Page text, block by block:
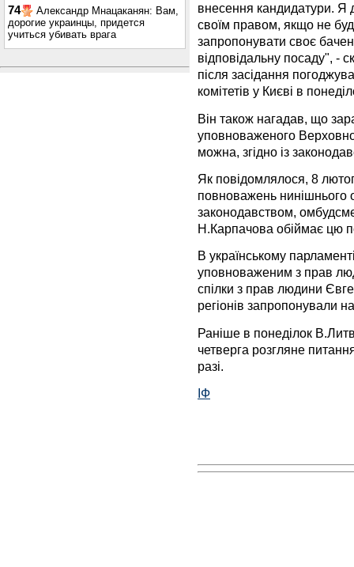
74
Александр Мнацаканян: Вам,
дорогие украинцы, придется
учиться убивать врага
внесення кандидатури. Я
своїм правом, якщо не
запропонувати своє
відповідальну посаду", -
після засідання
комітетів у Києві в
Він також нагадав, що
уповноваженого
можна, згідно із
Як повідомлялося, 8
повноважень нинішнього
законодавством,
Н.Карпачова обіймає цю
В українському
уповноваженим з прав
спілки з прав людини
регіонів запропонували
Раніше в понеділок
четверга розгляне
разі.
ІФ